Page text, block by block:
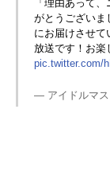
「理由あって
がとうございま
にお届けさせて
放送です！お楽
pic.twitter.com/
— アイドルマス